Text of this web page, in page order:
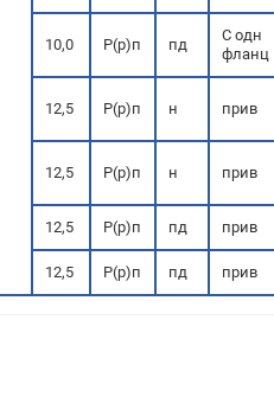
10,0 Р(р)п пд
С одн
фланц
12,5 Р(р)п н прив
12,5 Р(р)п н прив
12,5 Р(р)п пд прив
12,5 Р(р)п пд прив